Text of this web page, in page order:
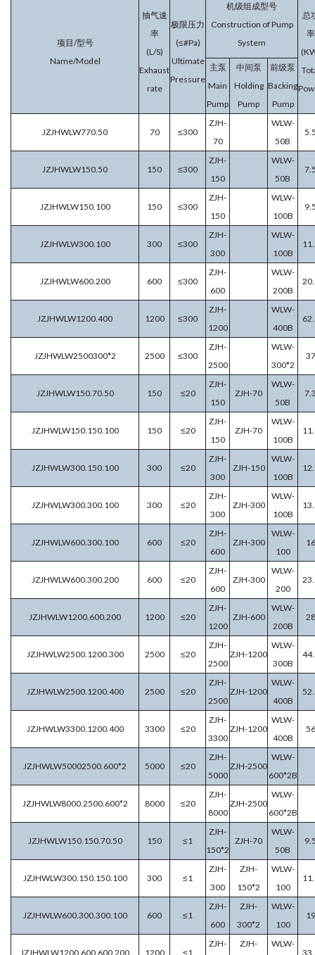
项目/型号
Name/Model
抽气速
率
(L/S)
Exhaust
rate
极限压力
(≤#Pa)
Ultimate
Pressure
机级组成型号
Construction of Pump
System
总
率
主泵
Main
Pump
中间泵
Holding
Pump
前级泵
Backing
Pump
JZJHWLW770.50 70 ≤300
ZJH-
70
WLW-
50B
JZJHWLW150.50 150 ≤300
ZJH-
150
WLW-
50B
JZJHWLW150.100 150 ≤300
ZJH-
150
WLW-
100B
JZJHWLW300.100 300 ≤300
ZJH-
300
WLW-
100B
JZJHWLW600.200 600 ≤300
ZJH-
600
WLW-
200B
JZJHWLW1200.400 1200 ≤300
ZJH-
1200
WLW-
400B
JZJHWLW2500300*2 2500 ≤300
ZJH-
2500
WLW-
300*2
37
JZJHWLW150.70.50 150 ≤20
ZJH-
150
ZJH-70
WLW-
50B
JZJHWLW150.150.100 150 ≤20
ZJH-
150
ZJH-70
WLW-
100B
JZJHWLW300.150.100 300 ≤20
ZJH-
300
ZJH-150
WLW-
100B
JZJHWLW300.300.100 300 ≤20
ZJH-
300
ZJH-300
WLW-
100B
JZJHWLW600.300.100 600 ≤20
ZJH-
600
ZJH-300
WLW-
100
16
JZJHWLW600.300.200 600 ≤20
ZJH-
600
ZJH-300
WLW-
200
JZJHWLW1200.600.200 1200 ≤20
ZJH-
1200
ZJH-600
WLW-
200B
28
JZJHWLW2500.1200.300 2500 ≤20
ZJH-
2500
ZJH-1200
WLW-
300B
JZJHWLW2500.1200.400 2500 ≤20
ZJH-
2500
ZJH-1200
WLW-
400B
JZJHWLW3300.1200.400 3300 ≤20
ZJH-
3300
ZJH-1200
WLW-
400B
56
JZJHWLW50002500.600*2 5000 ≤20
ZJH-
5000
ZJH-2500
WLW-
600*2B
JZJHWLW8000.2500.600*2 8000 ≤20
ZJH-
8000
ZJH-2500
WLW-
600*2B
JZJHWLW150.150.70.50 150 ≤1
ZJH-
150*2
ZJH-70
WLW-
50B
JZJHWLW300.150.150.100 300 ≤1
ZJH-
300
ZJH-
150*2
WLW-
100
JZJHWLW600.300.300.100 600 ≤1
ZJH-
600
ZJH-
300*2
WLW-
100
19
JZJHWLW1200.600.600.200 1200 ≤1
ZJH- ZJH-
WLW-